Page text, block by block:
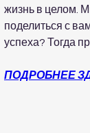
жизнь в целом.
поделиться с
успеха? Тогда
ПОДРОБНЕЕ